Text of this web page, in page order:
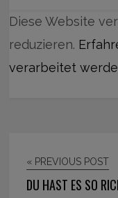
Diese Website
reduzieren.
verarbeitet
« PREVIOUS POST
DU HAST ES SO